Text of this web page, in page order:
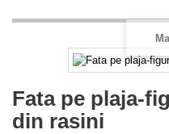
Fata pe plaja-
din rasini